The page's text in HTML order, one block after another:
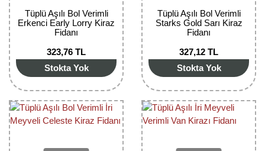
Tüplü Aşılı Bol Verimli
Erkenci Early Lorry Kiraz
Fidanı
323,76 TL
Stokta Yok
Tüplü Aşılı Bol Verimli
Starks Gold Sarı Kiraz
Fidanı
327,12 TL
Stokta Yok
Narenciye Fidanları
Nektarin Fidanı
Papaya Fidanı